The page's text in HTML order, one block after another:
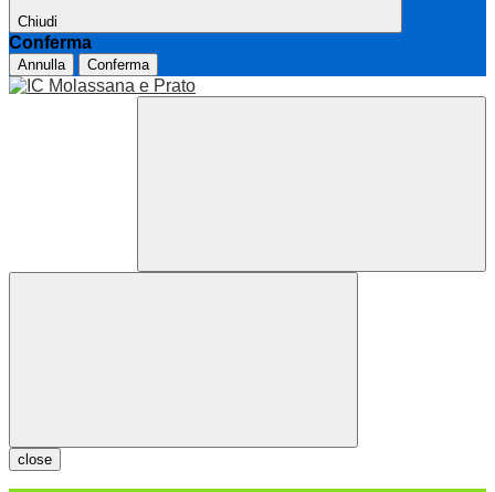
Chiudi
Conferma
Annulla Conferma
close